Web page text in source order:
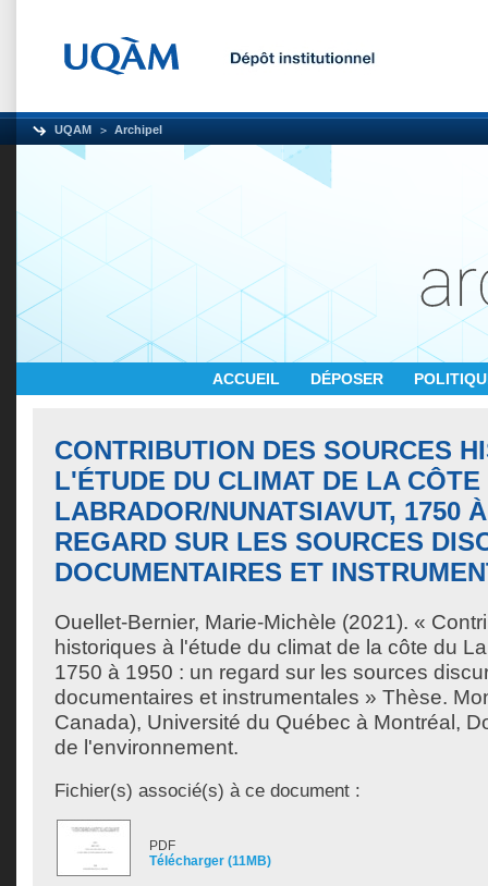
UQAM Archipel
ACCUEIL DÉPOSER
CONTRIBUTION DES SOURCES
L'ÉTUDE DU CLIMAT DE LA CÔTE
LABRADOR/NUNATSIAVUT, 1750
REGARD SUR LES SOURCES
DOCUMENTAIRES ET
Ouellet-Bernier, Marie-Michèle (2021). «
historiques à l'étude du climat de la côte du
1750 à 1950 : un regard sur les sources
documentaires et instrumentales » Thèse.
Canada), Université du Québec à Montréal,
de l'environnement.
Fichier(s) associé(s) à ce document :
PDF
Télécharger (11MB)